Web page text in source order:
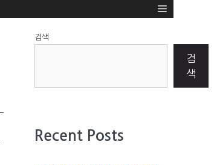
검색
검
색
Recent Posts